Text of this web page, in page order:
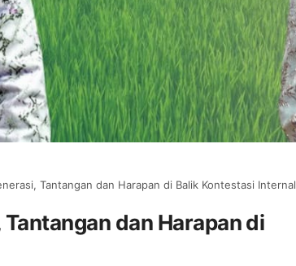
Tantangan dan Harapan di Balik Kontestasi Internal
dan Harapan di